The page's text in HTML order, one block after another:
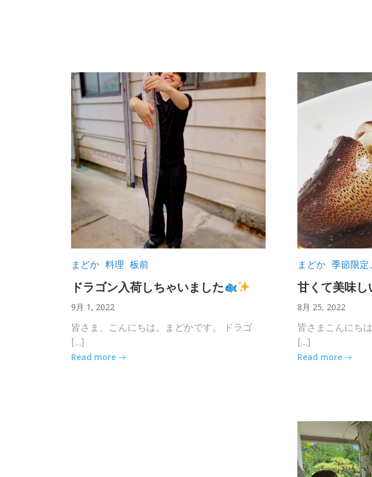
まどか 料理 板前
ドラゴン入荷しちゃいました
9月 1, 2022
皆さま、こんにちは。まどかです。 ドラゴ
[…]
Read more
まどか 季節限定
甘くて美味し
8月 25, 2022
皆さまこんにち
[…]
Read more